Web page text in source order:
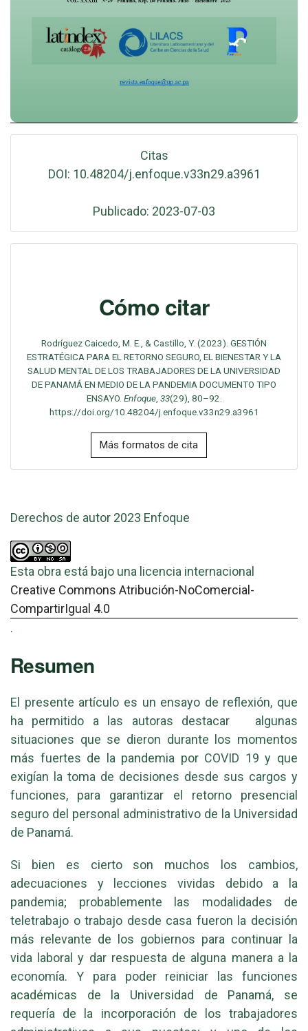
Citas
DOI: 10.48204/j.enfoque.v33n29.a3961
Publicado: 2023-07-03
Cómo citar
Rodríguez Caicedo, M. E., & Castillo, Y. (2023). GESTIÓN
ESTRATÉGICA PARA EL RETORNO SEGURO, EL BIENESTAR Y LA
SALUD MENTAL DE LOS TRABAJADORES DE LA UNIVERSIDAD
DE PANAMÁ EN MEDIO DE LA PANDEMIA DOCUMENTO TIPO
ENSAYO. Enfoque, 33(29), 80–92.
https://doi.org/10.48204/j.enfoque.v33n29.a3961
Más formatos de cita
Derechos de autor 2023 Enfoque
Esta obra está bajo una licencia internacional
Creative Commons Atribución-NoComercial-
CompartirIgual 4.0
.
Resumen
El presente artículo es un ensayo de reflexión, que
ha permitido a las autoras destacar algunas
situaciones que se dieron durante los momentos
más fuertes de la pandemia por COVID 19 y que
exigían la toma de decisiones desde sus cargos y
funciones, para garantizar el retorno presencial
seguro del personal administrativo de la Universidad
de Panamá.
Si bien es cierto son muchos los cambios,
adecuaciones y lecciones vividas debido a la
pandemia; probablemente las modalidades de
teletrabajo o trabajo desde casa fueron la decisión
más relevante de los gobiernos para continuar la
vida laboral y dar respuesta de alguna manera a la
economía. Y para poder reiniciar las funciones
académicas de la Universidad de Panamá, se
requería de la incorporación de los trabajadores